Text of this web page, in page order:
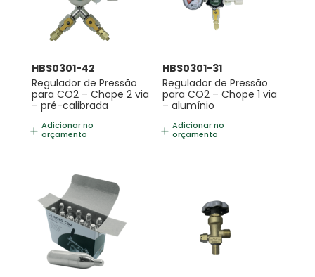
HBS0301-42
Regulador de Pressão
para CO2 – Chope 2 via
– pré-calibrada
Adicionar no
orçamento
HBS0301-31
Regulador de Pressão
para CO2 – Chope 1 via
– alumínio
Adicionar no
orçamento